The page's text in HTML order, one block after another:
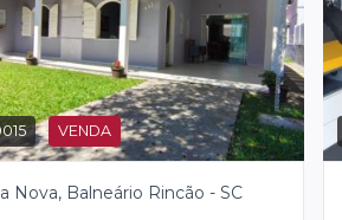
VENDA
Nova, Balneário Rincão - SC